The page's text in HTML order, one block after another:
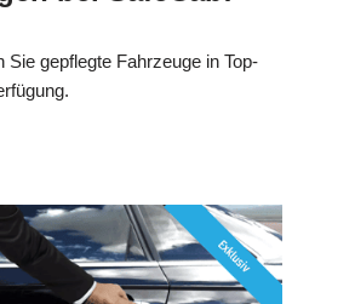
Sie gepflegte Fahrzeuge in Top-